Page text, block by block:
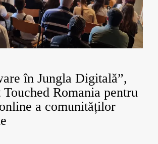
în Jungla Digitală”,
Romania pentru
a comunităților